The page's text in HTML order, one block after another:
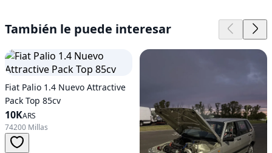
También le puede interesar
Fiat Palio 1.4 Nuevo Attractive
Pack Top 85cv
10KARS
74200 Millas